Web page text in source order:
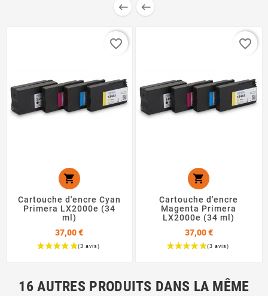
 

Cartouche d'encre Cyan
Primera LX2000e (34
ml)
37,00 €
Prix
favorite_border

Cartouche d'encre
Magenta Primera
LX2000e (34 ml)
37,00 €
Prix
favorite_border
16 AUTRES PRODUITS DANS LA MÊME